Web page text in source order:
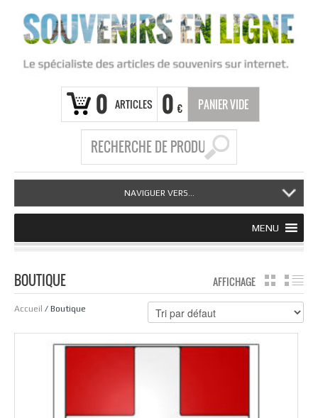
0 ARTICLES 0 € PANIER VIDE
NAVIGUER VERS...
MENU
BOUTIQUE AFFICHAGE GRILLE
Accueil / Boutique